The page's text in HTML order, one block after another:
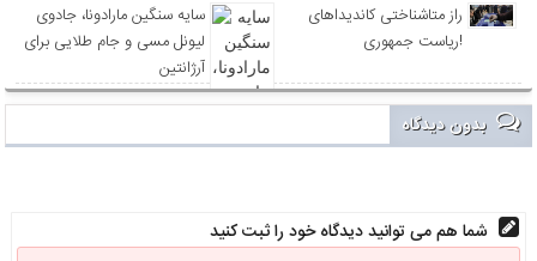
راز متاشناختی کاندیداهای
ریاست جمهوری!
سایه سنگین مارادونا، جادوی
لیونل مسی و جام طلایی برای
آرژانتین
بدون دیدگاه